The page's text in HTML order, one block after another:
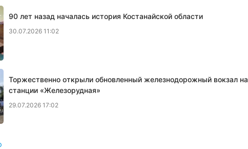
90 лет назад началась история Костанайской области
30.07.2026 11:02
Торжественно открыли обновленный железнодорожный вокзал на
станции «Железорудная»
29.07.2026 17:02